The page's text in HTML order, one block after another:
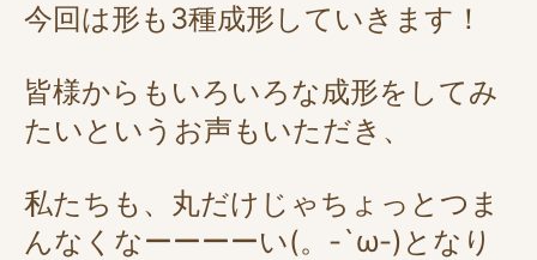
今回は形も3種成形していきます！
皆様からもいろいろな成形をしてみ
たいというお声もいただき、
私たちも、丸だけじゃちょっとつま
んなくなーーーーい(。-`ω-)となり